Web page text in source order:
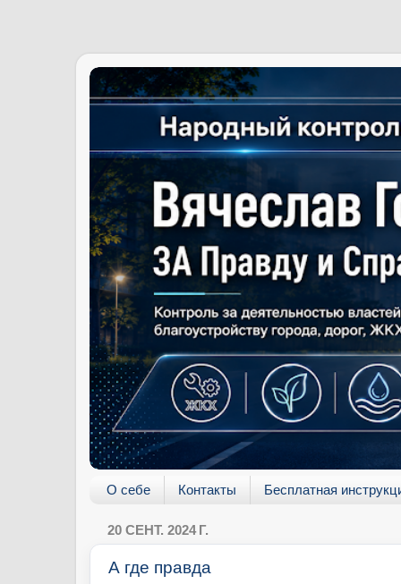
О себе Контакты Бесплатная
20 СЕНТ. 2024 Г.
А где правда